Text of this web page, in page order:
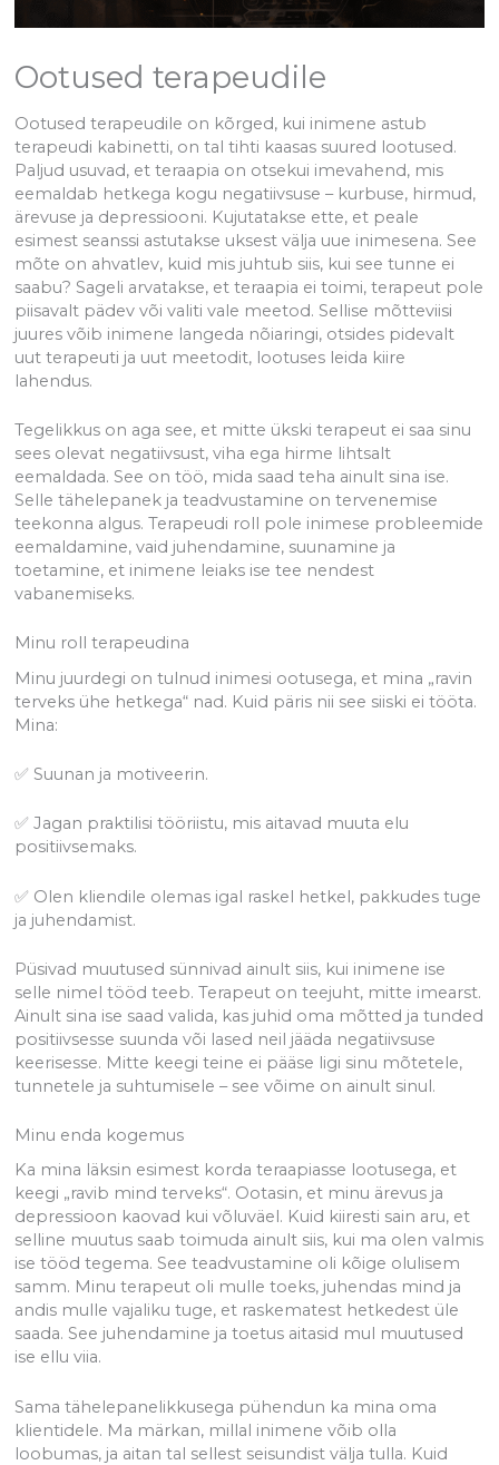
Ootused terapeudile
Ootused terapeudile on kõrged, kui inimene astub
terapeudi kabinetti, on tal tihti kaasas suured lootused.
Paljud usuvad, et teraapia on otsekui imevahend, mis
eemaldab hetkega kogu negatiivsuse – kurbuse, hirmud,
ärevuse ja depressiooni. Kujutatakse ette, et peale
esimest seanssi astutakse uksest välja uue inimesena. See
mõte on ahvatlev, kuid mis juhtub siis, kui see tunne ei
saabu? Sageli arvatakse, et teraapia ei toimi, terapeut pole
piisavalt pädev või valiti vale meetod. Sellise mõtteviisi
juures võib inimene langeda nõiaringi, otsides pidevalt
uut terapeuti ja uut meetodit, lootuses leida kiire
lahendus.
Tegelikkus on aga see, et mitte ükski terapeut ei saa sinu
sees olevat negatiivsust, viha ega hirme lihtsalt
eemaldada. See on töö, mida saad teha ainult sina ise.
Selle tähelepanek ja teadvustamine on tervenemise
teekonna algus. Terapeudi roll pole inimese probleemide
eemaldamine, vaid juhendamine, suunamine ja
toetamine, et inimene leiaks ise tee nendest
vabanemiseks.
Minu roll terapeudina
Minu juurdegi on tulnud inimesi ootusega, et mina „ravin
terveks ühe hetkega“ nad. Kuid päris nii see siiski ei tööta.
Mina:
✅ Suunan ja motiveerin.
✅ Jagan praktilisi tööriistu, mis aitavad muuta elu
positiivsemaks.
✅ Olen kliendile olemas igal raskel hetkel, pakkudes tuge
ja juhendamist.
Püsivad muutused sünnivad ainult siis, kui inimene ise
selle nimel tööd teeb. Terapeut on teejuht, mitte imearst.
Ainult sina ise saad valida, kas juhid oma mõtted ja tunded
positiivsesse suunda või lased neil jääda negatiivsuse
keerisesse. Mitte keegi teine ei pääse ligi sinu mõtetele,
tunnetele ja suhtumisele – see võime on ainult sinul.
Minu enda kogemus
Ka mina läksin esimest korda teraapiasse lootusega, et
keegi „ravib mind terveks“. Ootasin, et minu ärevus ja
depressioon kaovad kui võluväel. Kuid kiiresti sain aru, et
selline muutus saab toimuda ainult siis, kui ma olen valmis
ise tööd tegema. See teadvustamine oli kõige olulisem
samm. Minu terapeut oli mulle toeks, juhendas mind ja
andis mulle vajaliku tuge, et raskematest hetkedest üle
saada. See juhendamine ja toetus aitasid mul muutused
ise ellu viia.
Sama tähelepanelikkusega pühendun ka mina oma
klientidele. Ma märkan, millal inimene võib olla
loobumas, ja aitan tal sellest seisundist välja tulla. Kuid